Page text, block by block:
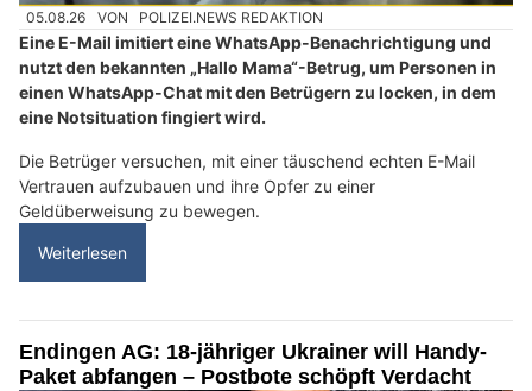
05.08.26 VON POLIZEI.NEWS REDAKTION
Eine E-Mail imitiert eine WhatsApp-Benachrichtigung und
nutzt den bekannten „Hallo Mama“-Betrug, um Personen in
einen WhatsApp-Chat mit den Betrügern zu locken, in dem
eine Notsituation fingiert wird.
Die Betrüger versuchen, mit einer täuschend echten E-Mail
Vertrauen aufzubauen und ihre Opfer zu einer
Geldüberweisung zu bewegen.
Weiterlesen
Endingen AG: 18-jähriger Ukrainer will Handy-
Paket abfangen – Postbote schöpft Verdacht